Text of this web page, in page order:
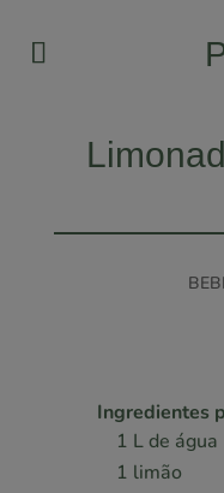
Ingredientes
1 L de água
1 limão